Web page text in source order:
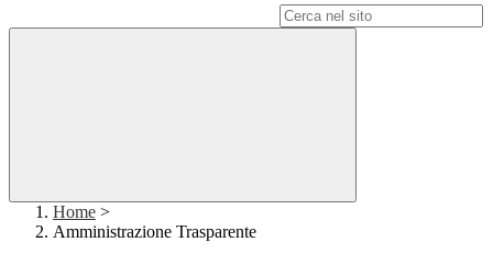
Home >
Amministrazione Trasparente